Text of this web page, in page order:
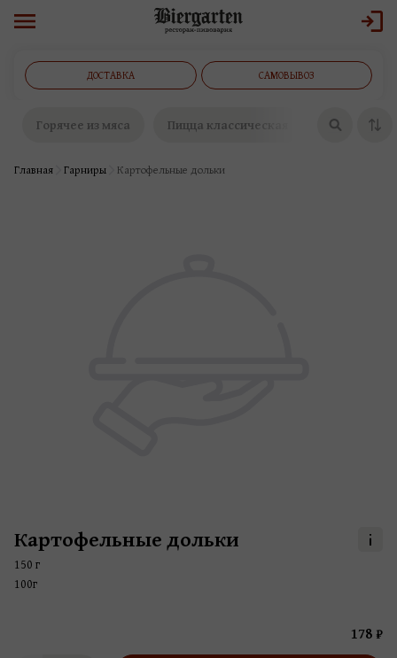
ДОСТАВКА САМОВЫВОЗ
Горячее из мяса Пицца классическая Пицца
Главная Гарниры Картофельные дольки
Картофельные дольки
150 г
100г
178 ₽